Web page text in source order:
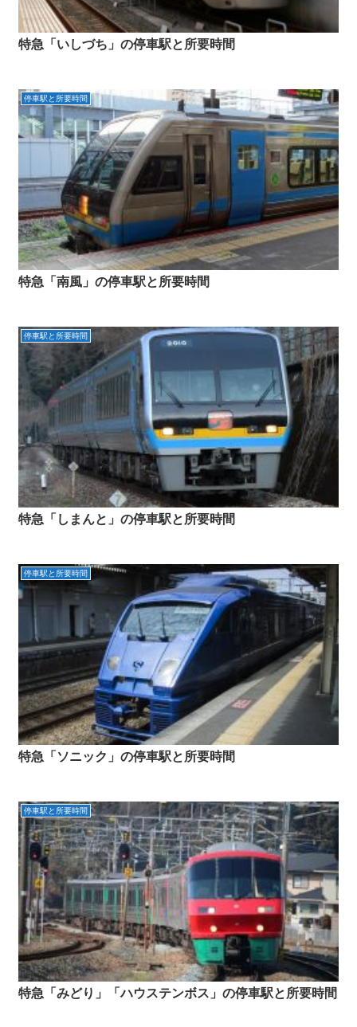
特急「いしづち」の停車駅と所要時間
停車駅と所要時間
特急「南風」の停車駅と所要時間
停車駅と所要時間
特急「しまんと」の停車駅と所要時間
停車駅と所要時間
特急「ソニック」の停車駅と所要時間
停車駅と所要時間
特急「みどり」「ハウステンボス」の停車駅と所要時間